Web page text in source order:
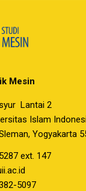
Mesin
Lantai 2
Islam
Yogyakarta
ext. 147
5097